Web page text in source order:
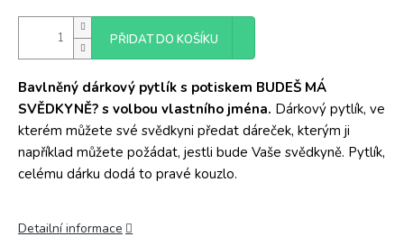
PŘIDAT DO KOŠÍKU
Bavlněný dárkový pytlík s potiskem BUDEŠ MÁ
SVĚDKYNĚ? s volbou vlastního jména. Dárkový pytlík, ve
kterém můžete své svědkyni předat dáreček, kterým ji
například můžete požádat, jestli bude Vaše svědkyně. Pytlík,
celému dárku dodá to pravé kouzlo.
Detailní informace